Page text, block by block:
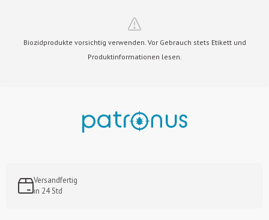
Versandfertig
in 24 Std
Biozidprodukte vorsichtig verwenden. Vor Gebrauch stets Etikett und
Produktinformationen lesen.